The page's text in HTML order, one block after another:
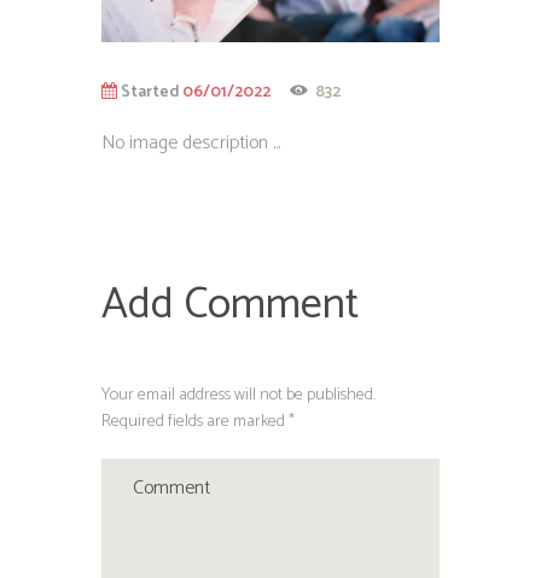
Started06/01/2022 832
No image description ...
Add Comment
Your email address will not be published.
Required fields are marked *